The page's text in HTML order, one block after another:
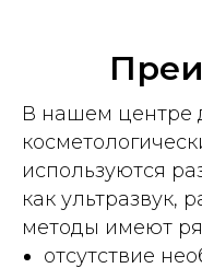
В нашем центре
используются
как ультразвук,
методы имеют
отсутствие